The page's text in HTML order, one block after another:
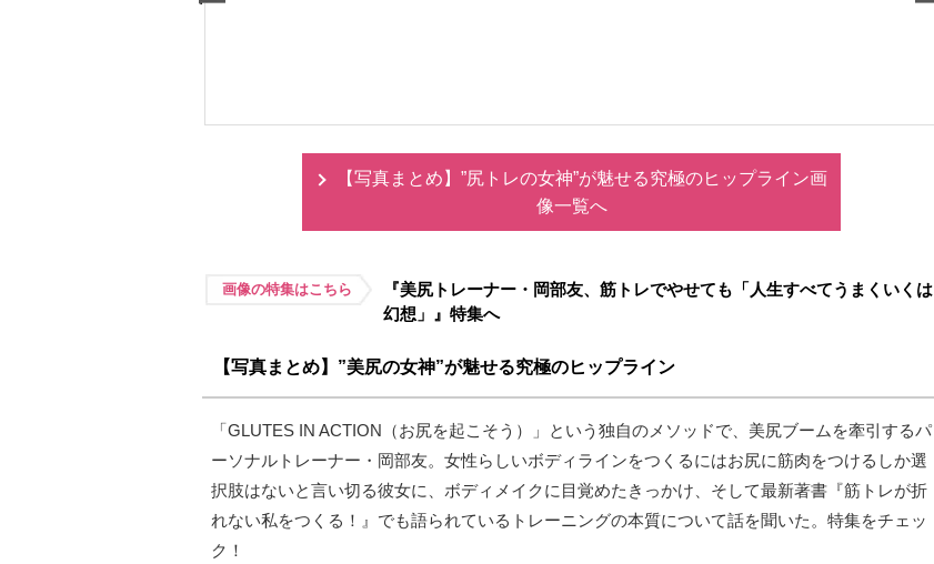
【写真まとめ】”尻トレの女神”が魅せる究極のヒップライン画
像一覧へ
画像の特集はこちら
『美尻トレーナー・岡部友、筋トレでやせても「人生すべてうまくいくは
幻想」』特集へ
【写真まとめ】”美尻の女神”が魅せる究極のヒップライン
「GLUTES IN ACTION（お尻を起こそう）」という独自のメソッドで、美尻ブームを牽引するパ
ーソナルトレーナー・岡部友。女性らしいボディラインをつくるにはお尻に筋肉をつけるしか選
択肢はないと言い切る彼女に、ボディメイクに目覚めたきっかけ、そして最新著書『筋トレが折
れない私をつくる！』でも語られているトレーニングの本質について話を聞いた。特集をチェッ
ク！